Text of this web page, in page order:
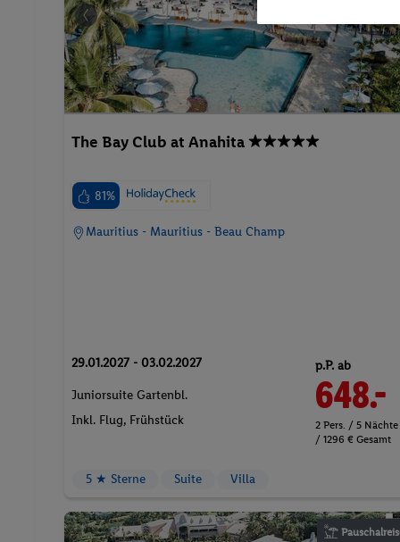
The Bay Club at Anahita
81%
Mauritius - Mauritius - Beau Champ
29.01.2027 - 03.02.2027
Juniorsuite Gartenbl.
Inkl. Flug, Frühstück
p.P. ab
648.-
2 Pers. / 5 Nächte
/ 1296 € Gesamt
5 ★ Sterne Suite Villa